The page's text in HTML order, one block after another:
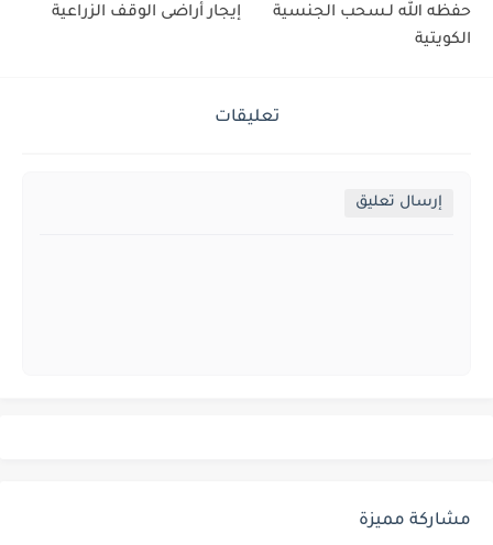
حفظه الله لـسحب الجنسية
الكويتية
إيجار أراضى الوقف الزراعية
تعليقات
إرسال تعليق
مشاركة مميزة